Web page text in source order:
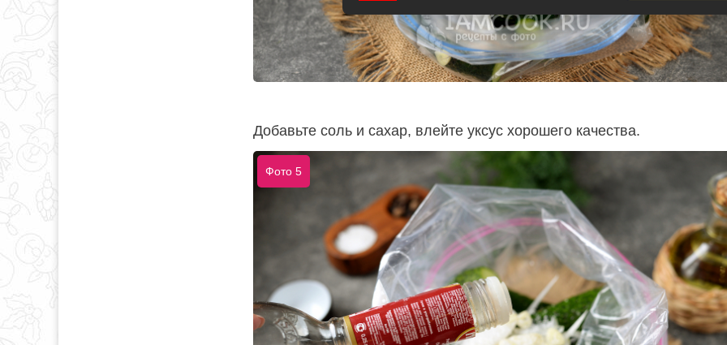
Добавьте соль и сахар, влейте уксус хорошего качества.
Фото 5